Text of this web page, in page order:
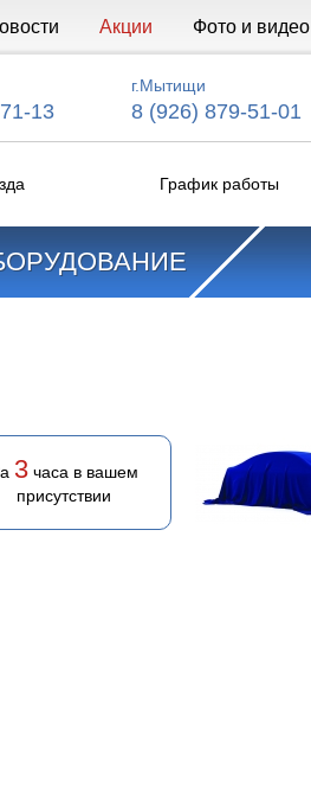
Акции Фото и видео
13
г.Мытищи
8 (926) 879-51-01
График работы
3часа в вашем
присутствии